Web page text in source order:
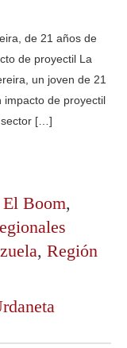
de 21 años de
de proyectil La
un joven de 21
impacto de proyectil
sector […]
El Boom,
, Región